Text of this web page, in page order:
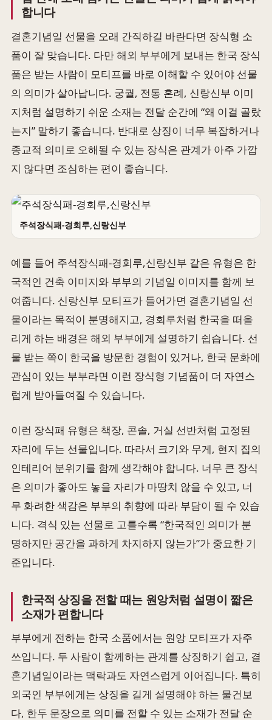
합니다
결혼기념일 선물을 오래 간직하길 바란다면 장식형 소
품이 잘 맞습니다. 다만 해외 부부에게 보내는 한국 장식
품은 받는 사람이 모티프를 바로 이해할 수 있어야 선물
의 의미가 살아납니다. 궁궐, 전통 혼례, 신랑신부 이미
지처럼 설명하기 쉬운 소재는 전달 순간에 “왜 이걸 골랐
는지” 말하기 좋습니다. 반대로 상징이 너무 복잡하거나
종교적 의미로 오해될 수 있는 장식은 관계가 아주 가깝
지 않다면 조심하는 편이 좋습니다.
주석장식패-경회루,신랑신부
예를 들어 주석장식패-경회루,신랑신부 같은 유형은 한
국적인 건축 이미지와 부부의 기념일 이미지를 함께 보
여줍니다. 신랑신부 모티프가 들어가면 결혼기념일 선
물이라는 목적이 분명해지고, 경회루처럼 한국을 떠올
리게 하는 배경은 해외 부부에게 설명하기 쉽습니다. 선
물 받는 쪽이 한국을 방문한 경험이 있거나, 한국 문화에
관심이 있는 부부라면 이런 장식형 기념품이 더 자연스
럽게 받아들여질 수 있습니다.
이런 장식패 유형은 책장, 콘솔, 거실 선반처럼 고정된
자리에 두는 선물입니다. 따라서 크기와 무게, 현지 집의
인테리어 분위기를 함께 생각해야 합니다. 너무 큰 장식
은 의미가 좋아도 놓을 자리가 마땅치 않을 수 있고, 너
무 화려한 색감은 부부의 취향에 따라 부담이 될 수 있습
니다. 격식 있는 선물로 고를수록 “한국적인 의미가 분
명하지만 공간을 과하게 차지하지 않는가”가 중요한 기
준입니다.
한국적 상징을 전할 때는 원앙처럼 설명이 짧은
소재가 편합니다
부부에게 전하는 한국 소품에서는 원앙 모티프가 자주
쓰입니다. 두 사람이 함께하는 관계를 상징하기 쉽고, 결
혼기념일이라는 맥락과도 자연스럽게 이어집니다. 특히
외국인 부부에게는 상징을 길게 설명해야 하는 물건보
다, 한두 문장으로 의미를 전할 수 있는 소재가 전달 순